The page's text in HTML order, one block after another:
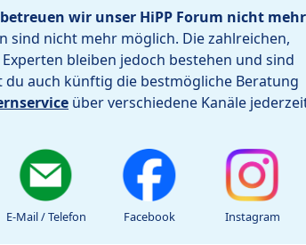
wir unser HiPP Forum nicht mehr
sind nicht mehr möglich. Die zahlreichen,
bleiben jedoch bestehen und sind
auch künftig die bestmögliche Beratung
über verschiedene Kanäle
E-Mail / Telefon Facebook Instagram